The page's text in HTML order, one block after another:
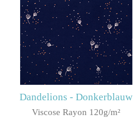
Dandelions - Donkerblauw
Viscose Rayon 120g/m²